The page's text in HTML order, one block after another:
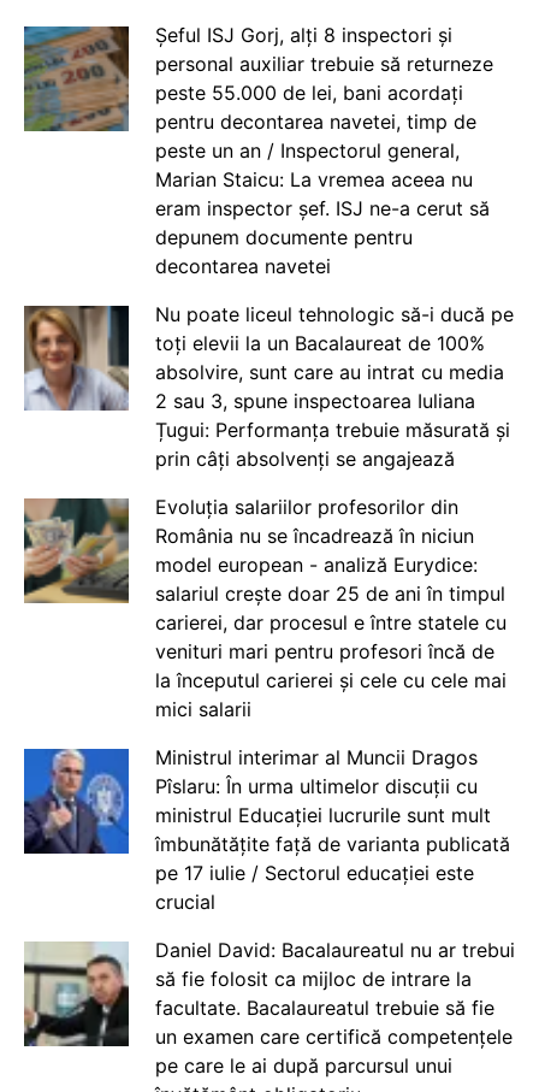
Șeful ISJ Gorj, alți 8 inspectori și
personal auxiliar trebuie să returneze
peste 55.000 de lei, bani acordați
pentru decontarea navetei, timp de
peste un an / Inspectorul general,
Marian Staicu: La vremea aceea nu
eram inspector șef. ISJ ne-a cerut să
depunem documente pentru
decontarea navetei
Nu poate liceul tehnologic să-i ducă pe
toți elevii la un Bacalaureat de 100%
absolvire, sunt care au intrat cu media
2 sau 3, spune inspectoarea Iuliana
Țugui: Performanța trebuie măsurată și
prin câți absolvenți se angajează
Evoluția salariilor profesorilor din
România nu se încadrează în niciun
model european - analiză Eurydice:
salariul crește doar 25 de ani în timpul
carierei, dar procesul e între statele cu
venituri mari pentru profesori încă de
la începutul carierei și cele cu cele mai
mici salarii
Ministrul interimar al Muncii Dragos
Pîslaru: În urma ultimelor discuții cu
ministrul Educației lucrurile sunt mult
îmbunătățite față de varianta publicată
pe 17 iulie / Sectorul educației este
crucial
Daniel David: Bacalaureatul nu ar trebui
să fie folosit ca mijloc de intrare la
facultate. Bacalaureatul trebuie să fie
un examen care certifică competențele
pe care le ai după parcursul unui